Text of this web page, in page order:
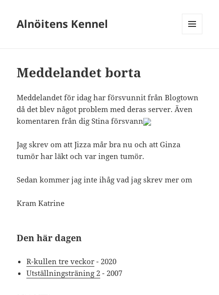
Alnöitens Kennel
Meddelandet borta
Meddelandet för idag har försvunnit från Blogtown
då det blev något problem med deras server. Även
komentaren från dig Stina försvann
Jag skrev om att Jizza mår bra nu och att Ginza
tumör har läkt och var ingen tumör.
Sedan kommer jag inte ihåg vad jag skrev mer om
Kram Katrine
Den här dagen
R-kullen tre veckor - 2020
Utställningsträning 2 - 2007